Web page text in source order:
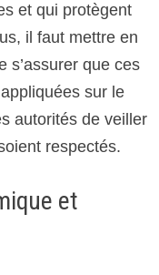
et qui protègent
il faut mettre en
s’assurer que ces
sur le
autorités de veiller
respectés.
et